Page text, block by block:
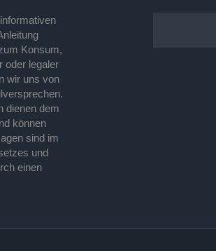
Konsum,
oder legaler
wir uns von
dienen dem
können
sind im
und
einen